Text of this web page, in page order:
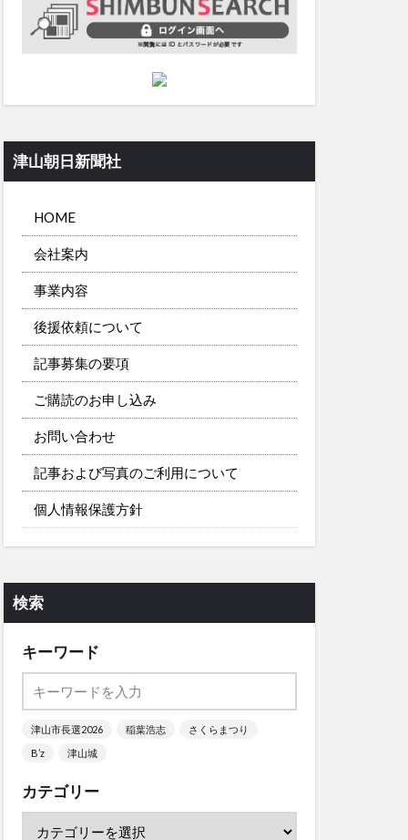
津山朝日新聞社
HOME
会社案内
事業内容
後援依頼について
記事募集の要項
ご購読のお申し込み
お問い合わせ
記事および写真のご利用について
個人情報保護方針
検索
キーワード
津山市長選2026 稲葉浩志
さくらまつり
B’z
津山城
カテゴリー